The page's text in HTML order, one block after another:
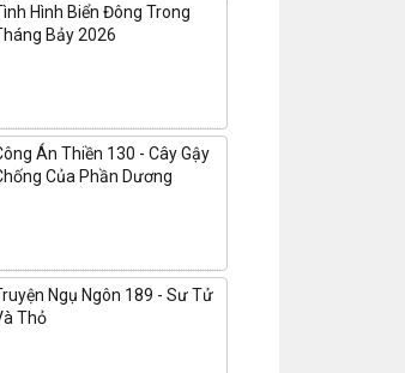
Hình Biển Đông Trong
Bảy 2026
Án Thiền 130 - Cây Gậy
Của Phần Dương
Ngụ Ngôn 189 - Sư Tử
Thỏ